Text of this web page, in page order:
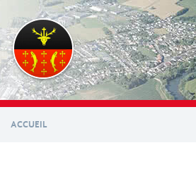
contenu
principal
ACCUEIL